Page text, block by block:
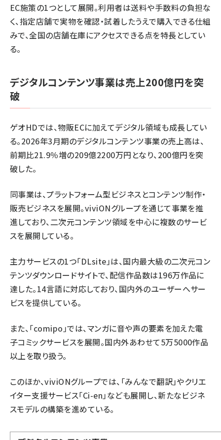
EC施策の1つとして展開。利用者は送料や手数料の負担な
く、指定店舗で実物を確認・試着したうえで購入できる仕組
みで、全国の店舗在庫にアクセスできる点を特長としてい
る。
デジタルコンテンツ事業は売上200億円を突
破
ゲオHDでは、物販ECに加えてデジタル領域も成長してい
る。2026年3月期のデジタルコンテンツ事業の売上高は、
前期比21.9％増の209億2200万円となり、200億円を突
破した。
同事業は、プラットフォーム型ビジネスとコンテンツ制作・
販売ビジネスを展開。viviONグループを通じて事業を推
進しており、二次元コンテンツ領域を中心に複数のサービ
スを展開している。
主力サービスの1つ「DLsite」は、国内最大級の二次元コン
テンツダウンロードサイトで、配信作品数は196万作品に
達した。14言語に対応しており、国内外のユーザーへサー
ビスを提供している。
また、「comipo」では、マンガに音や声の要素を加えた電
子コミックサービスを展開。国内外あわせて5万5000作品
以上を取り扱う。
このほか、viviONグループでは、「みんなで翻訳」やクリエ
イター支援サービス「Ci-en」なども展開し、新たなビジネ
スモデルの構築を進めている。